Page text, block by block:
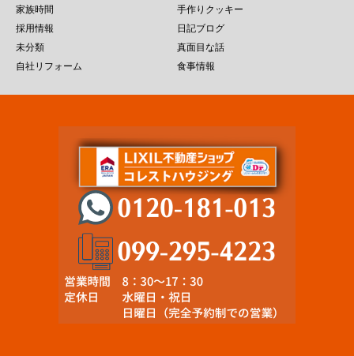
家族時間
手作りクッキー
採用情報
日記ブログ
未分類
真面目な話
自社リフォーム
食事情報